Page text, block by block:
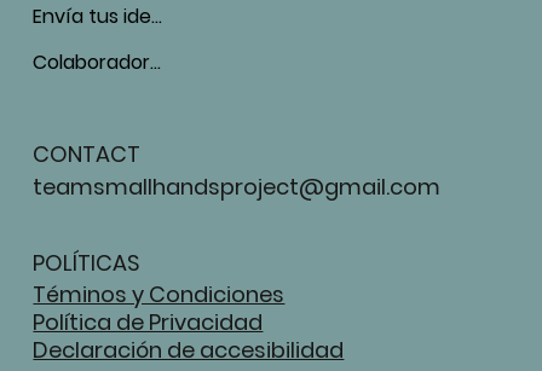
Envía tus ideas
Colaboradores
CONTACT
teamsmallhandsproject@gmail.com
POLÍTICAS
Téminos y Condiciones
Política de Privacidad
Declaración de accesibilidad